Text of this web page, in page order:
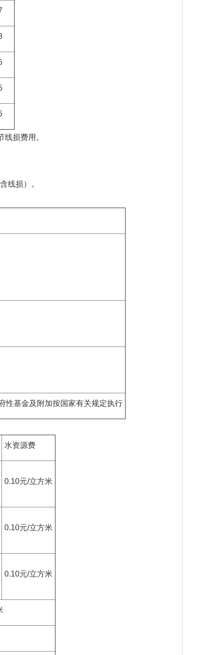
损费用。
线损）。
性基金及附加按国家有关规定执行
水资源费
0.10元/立方米
0.10元/立方米
0.10元/立方米